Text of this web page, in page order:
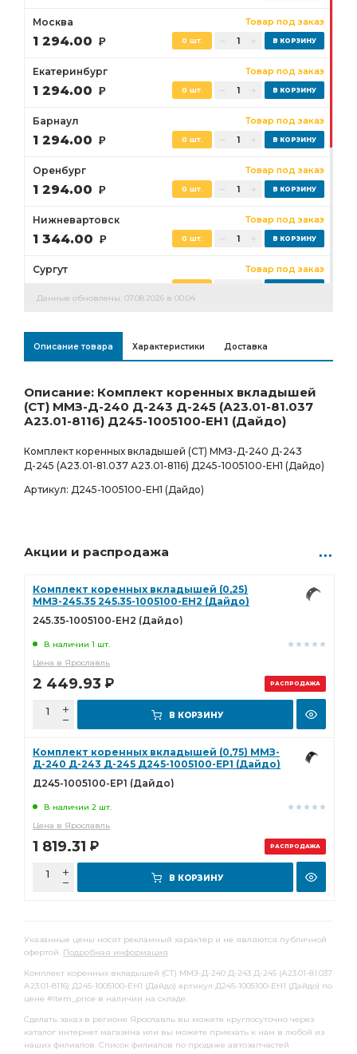
Москва Товар под заказ
1 294.00 Р 0 шт.
Екатеринбург Товар под заказ
1 294.00 Р 0 шт.
Барнаул Товар под заказ
1 294.00 Р 0 шт.
Оренбург Товар под заказ
1 294.00 Р 0 шт.
Нижневартовск Товар под заказ
1 344.00 Р 0 шт.
Сургут Товар под заказ
895.53 Р
РАСПРОДАЖА ОСТАТКОВ
1 294.00 Р 0 шт.
Данные обновлены: 07.08.2026 в 00:04
Описание товара Характеристики Доставка
Описание: Комплект коренных вкладышей
(СТ) ММЗ-Д-240 Д-243 Д-245 (А23.01-81.037
А23.01-8116) Д245-1005100-ЕН1 (Дайдо)
Комплект коренных вкладышей (СТ) ММЗ-Д-240 Д-243
Д-245 (А23.01-81.037 А23.01-8116) Д245-1005100-ЕН1 (Дайдо)
Артикул: Д245-1005100-ЕН1 (Дайдо)
Акции и распродажа
РАСПРОДАЖА
Комплект коренных вкладышей (0,25)
ММЗ-245.35 245.35-1005100-ЕН2 (Дайдо)
245.35-1005100-ЕН2 (Дайдо)
В наличии 1 шт.
Цена в Ярославль
2 449.93 Р
В КОРЗИНУ
РАСПРОДАЖА
Комплект коренных вкладышей (0,75) ММЗ-
Д-240 Д-243 Д-245 Д245-1005100-ЕР1 (Дайдо)
Д245-1005100-ЕР1 (Дайдо)
В наличии 2 шт.
Цена в Ярославль
1 819.31 Р
В КОРЗИНУ
Указанные цены носят рекламный характер и не являются публичной
офертой. Подробная информация
Комплект коренных вкладышей (СТ) ММЗ-Д-240 Д-243 Д-245 (А23.01-81.037
А23.01-8116) Д245-1005100-ЕН1 (Дайдо) артикул Д245-1005100-ЕН1 (Дайдо) по
цене #item_price в наличии на складе.
Сделать заказ в регионе Ярославль вы можете круглосуточно через
каталог интернет магазина или вы можете приехать к нам в любой из
наших филиалов. Список филиалов по продаже автозапчастей